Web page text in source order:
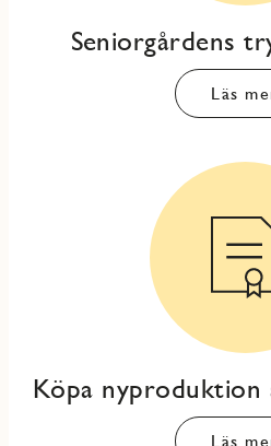
Seniorgårdens
Läs
Köpa nyproduktion
Läs